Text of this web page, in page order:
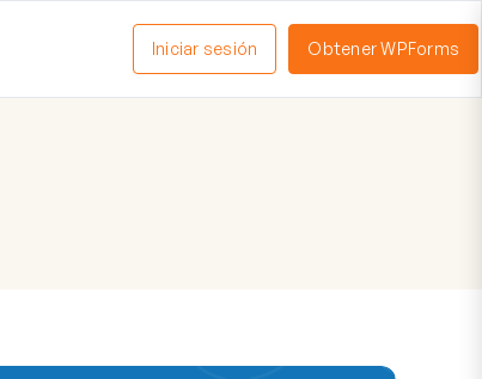
Iniciar sesión Obtener WPForms